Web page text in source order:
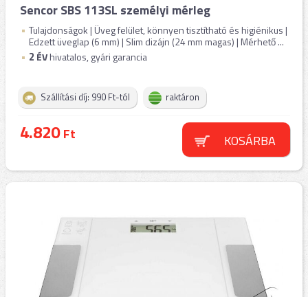
Sencor SBS 113SL személyi mérleg
Tulajdonságok | Üveg felület, könnyen tisztítható és higiénikus |
Edzett üveglap (6 mm) | Slim dizájn (24 mm magas) | Mérhető ...
2 ÉVhivatalos, gyári garancia
Szállítási díj: 990 Ft-tól raktáron
4.820Ft KOSÁRBA